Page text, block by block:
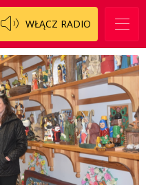
WŁĄCZ RADIO